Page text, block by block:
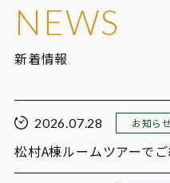
NEWS
新着情報
2026.07.28 お知ら
松村A棟ルームツアーでご